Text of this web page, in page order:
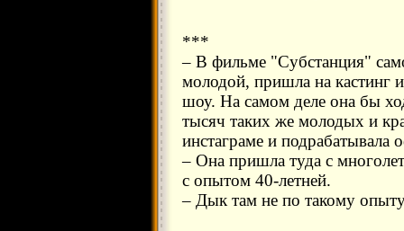
***
– В фильме "Субстанция"
молодой, пришла на кастинг
шоу. На самом деле она бы
тысяч таких же молодых и
инстаграме и подрабатывала
– Она пришла туда с
с опытом 40-летней.
– Дык там не по такому